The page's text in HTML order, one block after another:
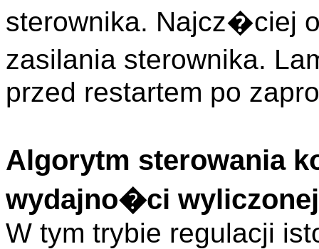
sterownika. Najcz�ciej
zasilania sterownika.
przed restartem po
Algorytm sterowania
wydajno�ci
W tym trybie regulacji